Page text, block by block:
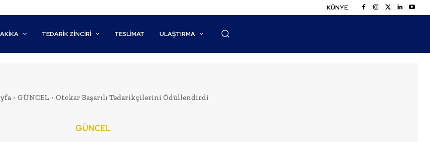
KÜNYE
TEDARIK ZINCIRI TESLIMAT ULAŞTIRMA
GÜNCEL Otokar Başarılı Tedarikçilerini Ödüllendirdi
GÜNCEL